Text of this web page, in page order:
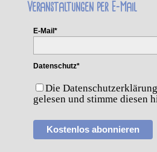
Veranstaltungen per E-Mail
E-Mail*
Datenschutz*
Die
gelesen und stimme diesen
Kostenlos abonnieren